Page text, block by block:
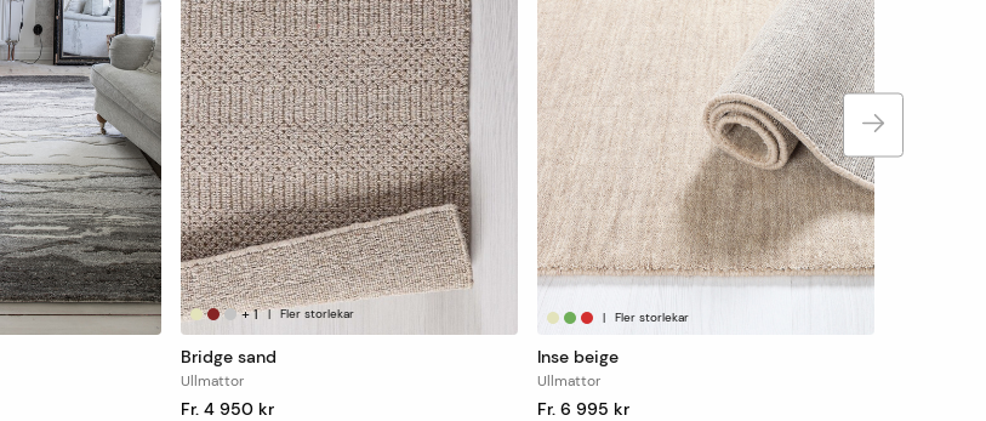
+1 | Fler storlekar
Bridge sand
Ullmattor
Fr. 4 950 kr
| Fler storlekar
Inse beige
Ullmattor
Fr. 6 995 kr